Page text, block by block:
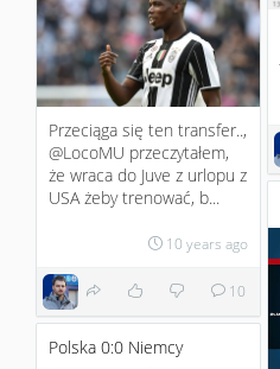
Przeciąga się ten transfer..,
@LocoMU przeczytałem,
że wraca do Juve z urlopu z
USA żeby trenować, b...
10 years ago
10
Polska 0:0 Niemcy